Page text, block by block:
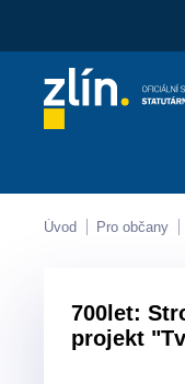
Kontakty
Úvod Pro občany
700let:
projekt